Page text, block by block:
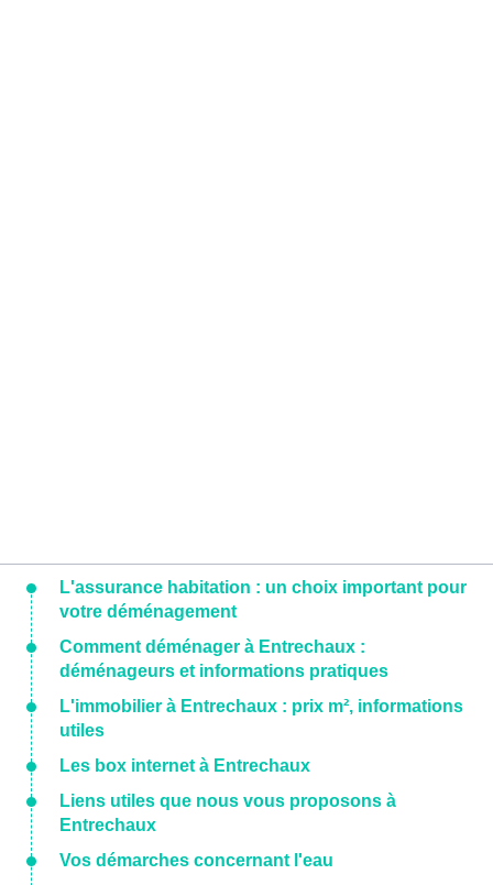
L'assurance habitation : un choix important pour
votre déménagement
Comment déménager à Entrechaux :
déménageurs et informations pratiques
L'immobilier à Entrechaux : prix m², informations
utiles
Les box internet à Entrechaux
Liens utiles que nous vous proposons à
Entrechaux
Vos démarches concernant l'eau